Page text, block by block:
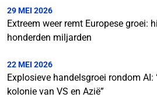
29 MEI 2026
Extreem weer remt Europese groei:
honderden miljarden
22 MEI 2026
Explosieve handelsgroei rondom AI:
kolonie van VS en Azië”